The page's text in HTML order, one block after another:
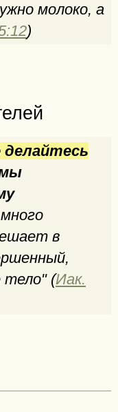
молоко, а
)
делайтесь
в
тело" (Иак.